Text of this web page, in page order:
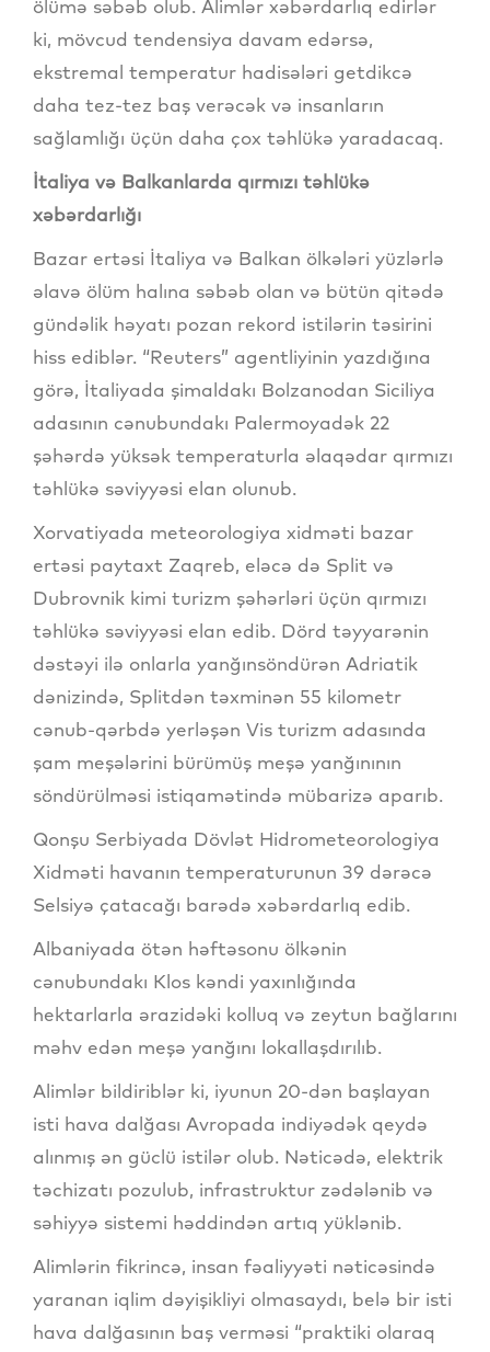
ölümə səbəb olub. Alimlər xəbərdarlıq edirlər
ki, mövcud tendensiya davam edərsə,
ekstremal temperatur hadisələri getdikcə
daha tez-tez baş verəcək və insanların
sağlamlığı üçün daha çox təhlükə yaradacaq.
İtaliya və Balkanlarda qırmızı təhlükə
xəbərdarlığı
Bazar ertəsi İtaliya və Balkan ölkələri yüzlərlə
əlavə ölüm halına səbəb olan və bütün qitədə
gündəlik həyatı pozan rekord istilərin təsirini
hiss ediblər. “Reuters” agentliyinin yazdığına
görə, İtaliyada şimaldakı Bolzanodan Siciliya
adasının cənubundakı Palermoyadək 22
şəhərdə yüksək temperaturla əlaqədar qırmızı
təhlükə səviyyəsi elan olunub.
Xorvatiyada meteorologiya xidməti bazar
ertəsi paytaxt Zaqreb, eləcə də Split və
Dubrovnik kimi turizm şəhərləri üçün qırmızı
təhlükə səviyyəsi elan edib. Dörd təyyarənin
dəstəyi ilə onlarla yanğınsöndürən Adriatik
dənizində, Splitdən təxminən 55 kilometr
cənub-qərbdə yerləşən Vis turizm adasında
şam meşələrini bürümüş meşə yanğınının
söndürülməsi istiqamətində mübarizə aparıb.
Qonşu Serbiyada Dövlət Hidrometeorologiya
Xidməti havanın temperaturunun 39 dərəcə
Selsiyə çatacağı barədə xəbərdarlıq edib.
Albaniyada ötən həftəsonu ölkənin
cənubundakı Klos kəndi yaxınlığında
hektarlarla ərazidəki kolluq və zeytun bağlarını
məhv edən meşə yanğını lokallaşdırılıb.
Alimlər bildiriblər ki, iyunun 20-dən başlayan
isti hava dalğası Avropada indiyədək qeydə
alınmış ən güclü istilər olub. Nəticədə, elektrik
təchizatı pozulub, infrastruktur zədələnib və
səhiyyə sistemi həddindən artıq yüklənib.
Alimlərin fikrincə, insan fəaliyyəti nəticəsində
yaranan iqlim dəyişikliyi olmasaydı, belə bir isti
hava dalğasının baş verməsi “praktiki olaraq